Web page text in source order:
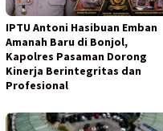
IPTU Antoni Hasibuan Emban
Amanah Baru di Bonjol,
Kapolres Pasaman Dorong
Kinerja Berintegritas dan
Profesional